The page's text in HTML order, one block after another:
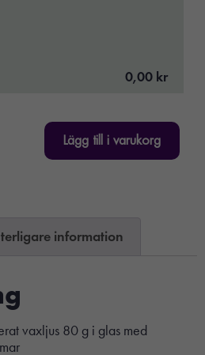
0,00 kr
Lägg till i varukorg
information
vaxljus 80 g i glas med